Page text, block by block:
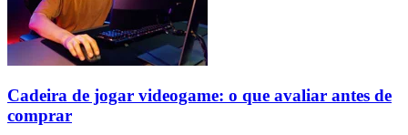
Cadeira de jogar videogame: o que avaliar antes de
comprar